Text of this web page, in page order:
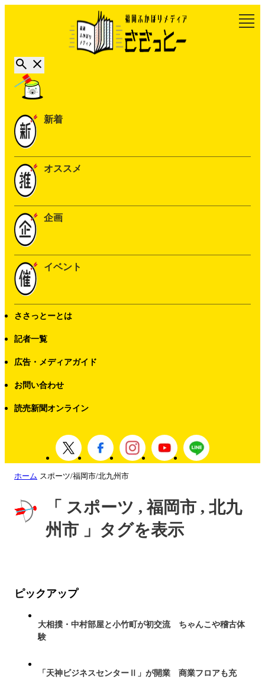
新着
オススメ
企画
イベント
ささっとーとは
記者一覧
広告・メディアガイド
お問い合わせ
読売新聞オンライン
ホーム スポーツ/福岡市/北九州市
「 スポーツ , 福岡市 , 北九
州市 」タグを表示
ピックアップ
大相撲・中村部屋と小竹町が初交流 ちゃんこや稽古体
験
「天神ビジネスセンターⅡ」が開業 商業フロアも充